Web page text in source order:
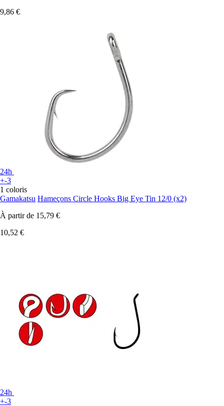
9,86 €
24h
+-3
1 coloris
Gamakatsu Hameçons Circle Hooks Big Eye Tin 12/0 (x2)
À partir de 15,79 €
10,52 €
24h
+-3